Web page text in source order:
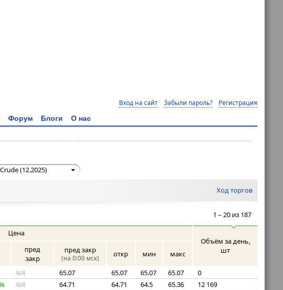
Вход на сайт Забыли пароль? Регистрация
Форум Блоги О нас
(12.2025)
Ход торгов
1 – 20 из 187
Цена
Объём за день,
шт
пред
закр
пред закр
(на 0:00 мск) откр мин макс
N/A 65.07 65.07 65.07 65.07
0
N/A 64.71 64.71 64.5 65.36
12 169